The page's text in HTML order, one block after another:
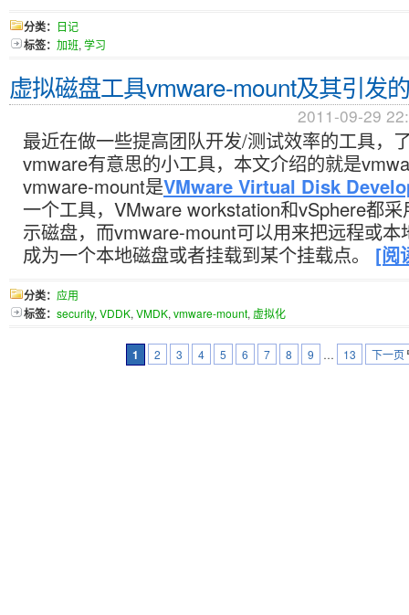
分类： 日记
标签： 加班, 学习
虚拟磁盘工具vmware-mount及其引发
2011-09-29
最近在做一些提高团队开发/测试效率的工具，
vmware有意思的小工具，本文介绍的就是
vmware-mount是VMware Virtual Disk
一个工具，VMware workstation和vSphere都
示磁盘，而vmware-mount可以用来把远程或
成为一个本地磁盘或者挂载到某个挂载点。 [阅
分类： 应用
标签： security, VDDK, VMDK, vmware-mount, 虚拟化
1 2 3 4 5 6 7 8 9 … 13 下一页